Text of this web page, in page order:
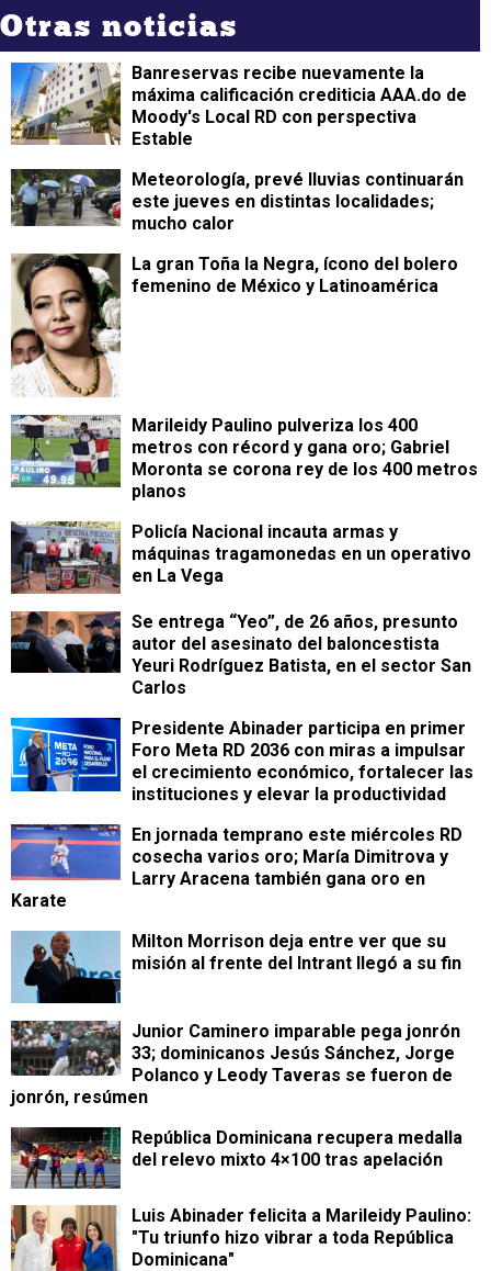
Otras noticias
Banreservas recibe nuevamente la
máxima calificación crediticia AAA.do de
Moody's Local RD con perspectiva
Estable
Meteorología, prevé lluvias continuarán
este jueves en distintas localidades;
mucho calor
La gran Toña la Negra, ícono del bolero
femenino de México y Latinoamérica
Marileidy Paulino pulveriza los 400
metros con récord y gana oro; Gabriel
Moronta se corona rey de los 400 metros
planos
Policía Nacional incauta armas y
máquinas tragamonedas en un operativo
en La Vega
Se entrega “Yeo”, de 26 años, presunto
autor del asesinato del baloncestista
Yeuri Rodríguez Batista, en el sector San
Carlos
Presidente Abinader participa en primer
Foro Meta RD 2036 con miras a impulsar
el crecimiento económico, fortalecer las
instituciones y elevar la productividad
En jornada temprano este miércoles RD
cosecha varios oro; María Dimitrova y
Larry Aracena también gana oro en
Karate
Milton Morrison deja entre ver que su
misión al frente del Intrant llegó a su fin
Junior Caminero imparable pega jonrón
33; dominicanos Jesús Sánchez, Jorge
Polanco y Leody Taveras se fueron de
jonrón, resúmen
República Dominicana recupera medalla
del relevo mixto 4×100 tras apelación
Luis Abinader felicita a Marileidy Paulino:
"Tu triunfo hizo vibrar a toda República
Dominicana"